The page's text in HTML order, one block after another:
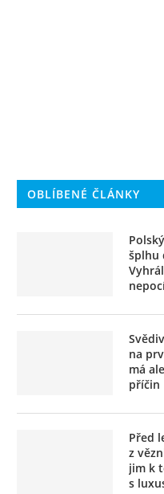
OBLÍBENÉ ČLÁNKY
šplhu
na
má
příčin
Před
z
jim k
s